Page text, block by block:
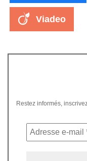
Viadeo
Restez informés,